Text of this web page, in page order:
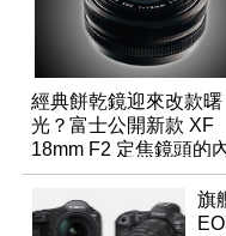
經典餅乾鏡迎來改款曙
光？富士公開新款 XF
18mm F2 定焦鏡頭的
焦專利
旗